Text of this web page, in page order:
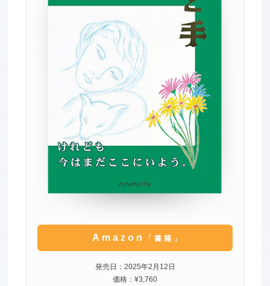
Amazon 「書籍」
発売日：2025年2月12日
価格：¥3,760